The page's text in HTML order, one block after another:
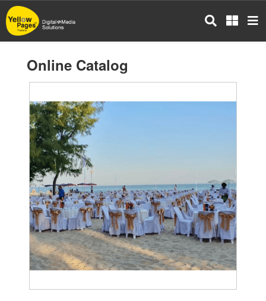
Skip
to
main
Online Catalog